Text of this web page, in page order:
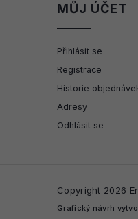
MŮJ ÚČET
Přihlásit se
Registrace
Historie
Adresy
Odhlásit se
Copyright 2026
Grafický návrh